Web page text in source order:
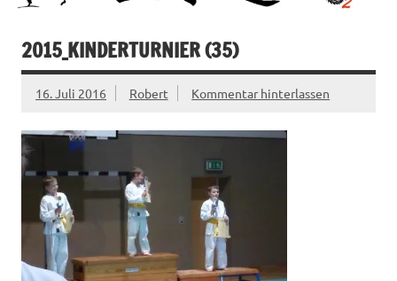
2015_KINDERTURNIER (35)
16. Juli 2016 Robert Kommentar hinterlassen